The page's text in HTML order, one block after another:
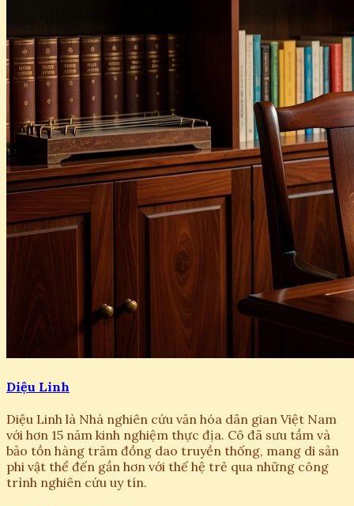
Diệu Linh
Diệu Linh là Nhà nghiên cứu văn hóa dân gian Việt Nam
với hơn 15 năm kinh nghiệm thực địa. Cô đã sưu tầm và
bảo tồn hàng trăm đồng dao truyền thống, mang di sản
phi vật thể đến gần hơn với thế hệ trẻ qua những công
trình nghiên cứu uy tín.